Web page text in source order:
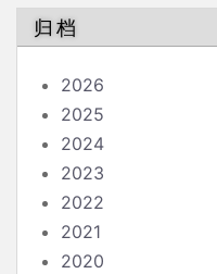
归档
2026
2025
2024
2023
2022
2021
2020